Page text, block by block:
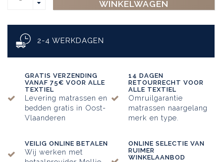
WINKELWAGEN
2-4 WERKDAGEN
GRATIS VERZENDING
VANAF 75€ VOOR ALLE
TEXTIEL
Levering matrassen en
bedden gratis in Oost-
Vlaanderen
14 DAGEN
RETOURRECHT VOOR
ALLE TEXTIEL
Omruilgarantie
matrassen naargelang
merk en type.
VEILIG ONLINE BETALEN
Wij werken met
ONLINE SELECTIE VAN
RUIMER
WINKELAANBOD